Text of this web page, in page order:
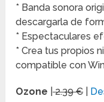
* Banda sonora
descargarla de
* Espectaculares
* Crea tus propios
compatible con
Ozone |2.39 €